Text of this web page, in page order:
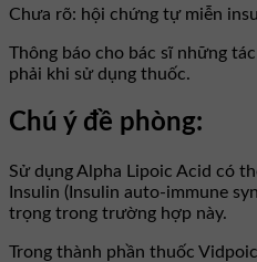
Chưa rõ: hội chứng tự miễn
Thông báo cho bác sĩ những
phải khi sử dụng thuốc.
Chú ý đề phòng:
Sử dụng Alpha Lipoic Acid có
Insulin (Insulin auto-immune
trọng trong trường hợp này.
Trong thành phần thuốc